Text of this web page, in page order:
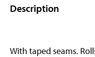
Description
With taped seams.